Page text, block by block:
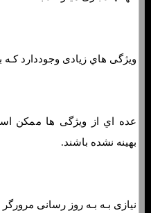
ویژگی هاي‌ زیادی وجوددارد کـه
عده اي از ویژگی ها ممکن
بهینه نشده باشند.
نیازی بـه بـه روز رسانی